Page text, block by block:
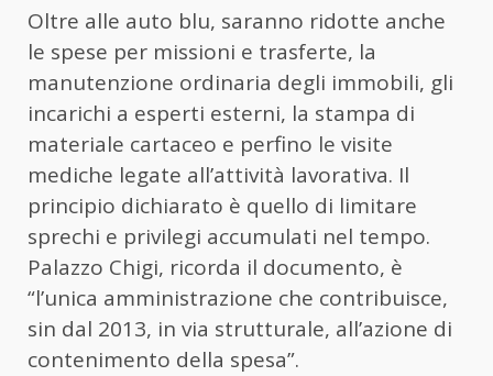
Oltre alle auto blu, saranno ridotte anche
le spese per missioni e trasferte, la
manutenzione ordinaria degli immobili, gli
incarichi a esperti esterni, la stampa di
materiale cartaceo e perfino le visite
mediche legate all’attività lavorativa. Il
principio dichiarato è quello di limitare
sprechi e privilegi accumulati nel tempo.
Palazzo Chigi, ricorda il documento, è
“l’unica amministrazione che contribuisce,
sin dal 2013, in via strutturale, all’azione di
contenimento della spesa”.